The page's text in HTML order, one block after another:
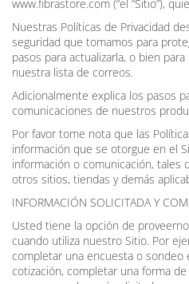
www.fibrastore.com (“el “Sitio”),
Nuestras Políticas de Privacidad
seguridad que tomamos para
pasos para actualizarla, o bien
nuestra lista de correos.
Adicionalmente explica los pasos
comunicaciones de nuestros
Por favor tome nota que las
información que se otorgue en el
información o comunicación, tales
otros sitios, tiendas y demás
INFORMACIÓN SOLICITADA Y
Usted tiene la opción de
cuando utiliza nuestro Sitio. Por
completar una encuesta o sondeo
cotización, completar una forma